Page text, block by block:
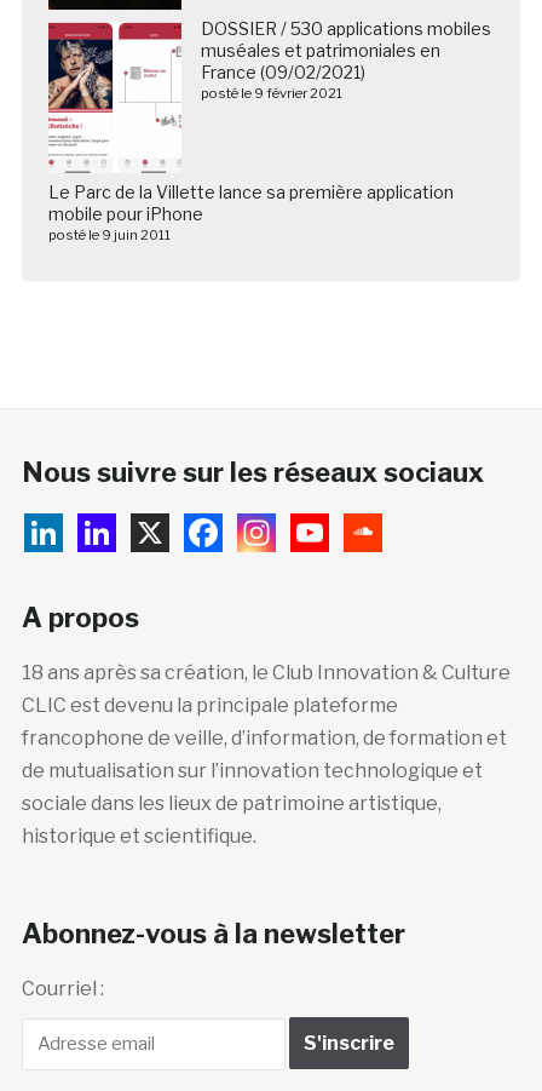
DOSSIER / 530 applications mobiles
muséales et patrimoniales en
France (09/02/2021)
posté le 9 février 2021
Le Parc de la Villette lance sa première application
mobile pour iPhone
posté le 9 juin 2011
Nous suivre sur les réseaux sociaux
A propos
18 ans après sa création, le Club Innovation & Culture
CLIC est devenu la principale plateforme
francophone de veille, d’information, de formation et
de mutualisation sur l’innovation technologique et
sociale dans les lieux de patrimoine artistique,
historique et scientifique.
Abonnez-vous à la newsletter
Courriel :